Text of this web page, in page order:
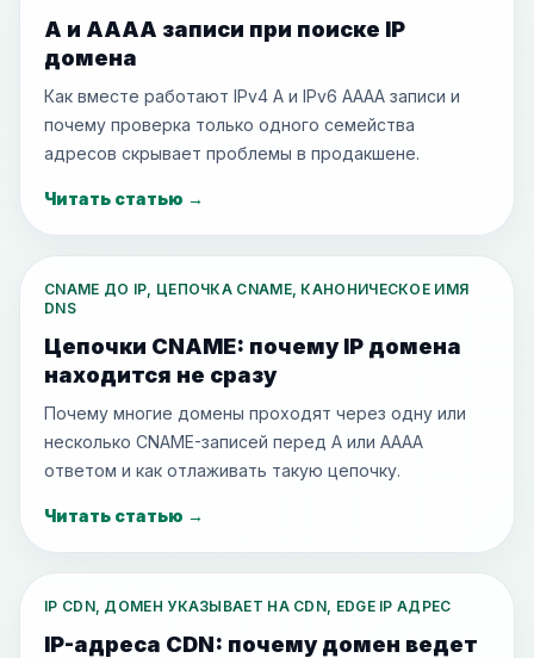
A и AAAA записи при поиске IP
домена
Как вместе работают IPv4 A и IPv6 AAAA записи и
почему проверка только одного семейства
адресов скрывает проблемы в продакшене.
Читать статью →
CNAME ДО IP, ЦЕПОЧКА CNAME, КАНОНИЧЕСКОЕ ИМЯ
DNS
Цепочки CNAME: почему IP домена
находится не сразу
Почему многие домены проходят через одну или
несколько CNAME-записей перед A или AAAA
ответом и как отлаживать такую цепочку.
Читать статью →
IP CDN, ДОМЕН УКАЗЫВАЕТ НА CDN, EDGE IP АДРЕС
IP-адреса CDN: почему домен ведет